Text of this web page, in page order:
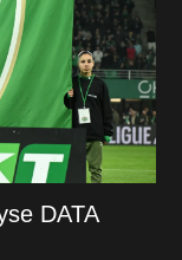
DATA